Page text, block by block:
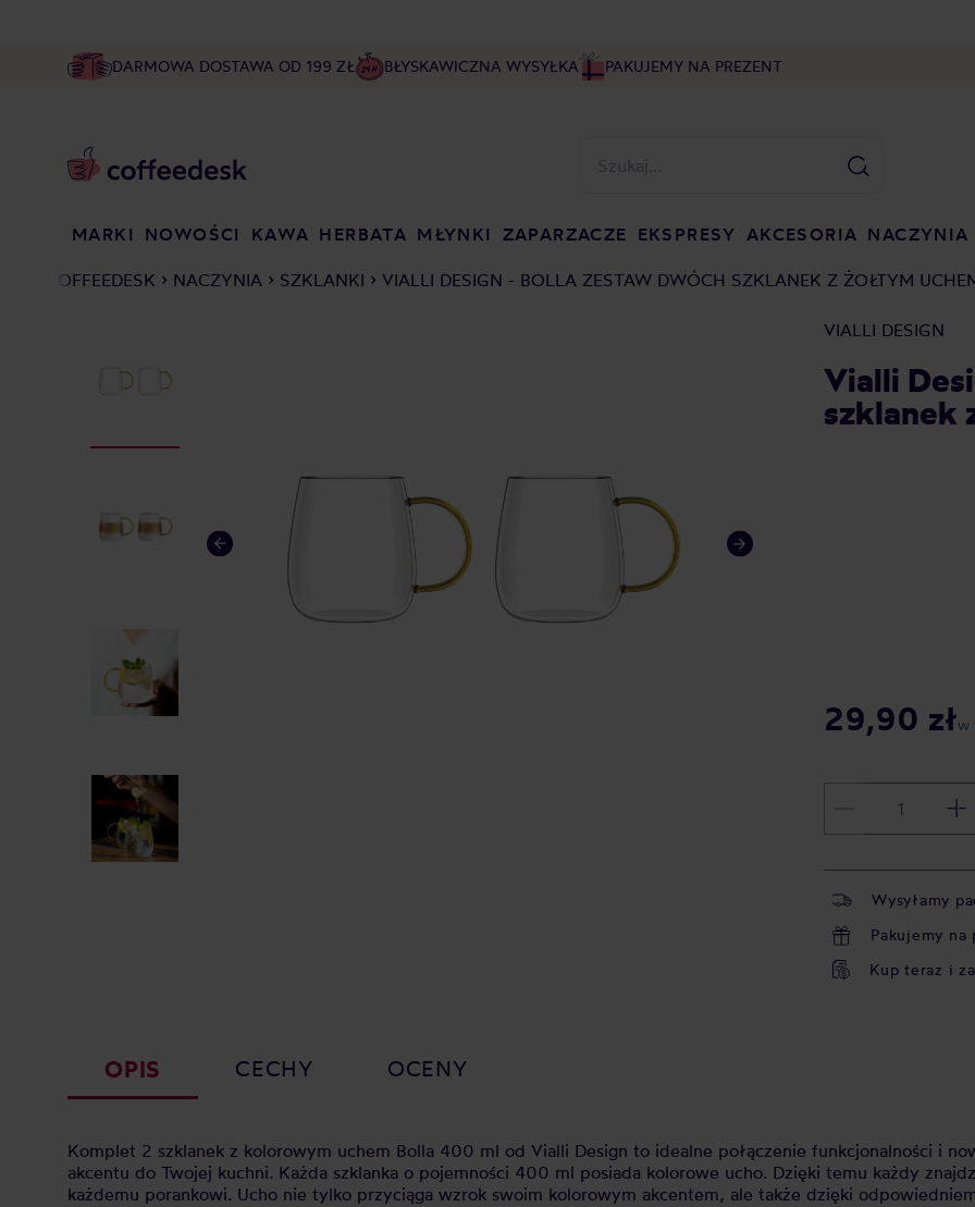
DARMOWA DOSTAWA OD 199 ZŁ BŁYSKAWICZNA WYSYŁKA PAKUJEMY NA PREZENT
MARKI NOWOŚCI KAWA HERBATA MŁYNKI ZAPARZACZE EKSPRESY AKCESORIA NACZYNIA
COFFEEDESK NACZYNIA SZKLANKI VIALLI DESIGN - BOLLA ZESTAW DWÓCH SZKLANEK Z ŻOŁTYM
VIALLI DESIGN
Vialli
szklanek
29,90 złw
Wysyłamy
Pakujemy na
Kup teraz i
OPIS CECHY OCENY
Komplet 2 szklanek z kolorowym uchem Bolla 400 ml od Vialli Design to idealne połączenie funkcjonalności i
akcentu do Twojej kuchni. Każda szklanka o pojemności 400 ml posiada kolorowe ucho. Dzięki temu każdy
każdemu porankowi. Ucho nie tylko przyciąga wzrok swoim kolorowym akcentem, ale także dzięki